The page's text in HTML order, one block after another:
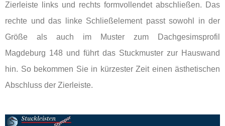
Zierleiste links und rechts formvollendet abschließen. Das
rechte und das linke Schließelement passt sowohl in der
Größe als auch im Muster zum Dachgesimsprofil
Magdeburg 148 und führt das Stuckmuster zur Hauswand
hin. So bekommen Sie in kürzester Zeit einen ästhetischen
Abschluss der Zierleiste.